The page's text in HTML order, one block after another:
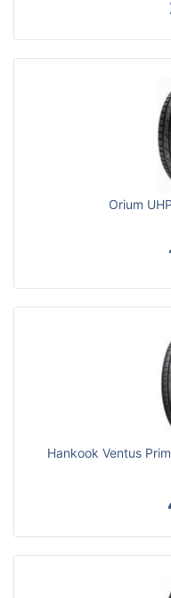
Orium
Hankook Ventus